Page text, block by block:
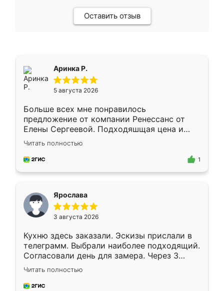
Оставить отзыв
Аринка Р.
5 августа 2026
Больше всех мне понравилось
предложение от компании Ренессанс от
Елены Сергеевой. Подходяшщая цена и
короткие сроки изготовления. Приехавший
для замера сотрудник Владислав
предложил по моему эскизу самый
Читать полностью
1
Ярослава
3 августа 2026
Кухню здесь заказали. Эскизы прислали в
телеграмм. Выбрали наиболее подходящий.
Согласовали день для замера. Через 3
недели кухня была уже готова. Остались
довольны работой. Спасибо Ренессанс
мебель за качественную работу!
Читать полностью